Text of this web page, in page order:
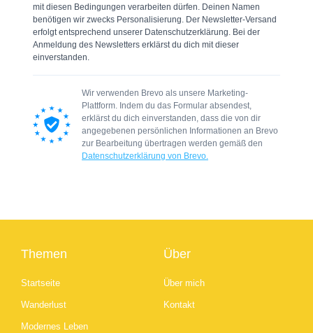
mit diesen Bedingungen verarbeiten dürfen. Deinen Namen
benötigen wir zwecks Personalisierung. Der Newsletter-Versand
erfolgt entsprechend unserer Datenschutzerklärung. Bei der
Anmeldung des Newsletters erklärst du dich mit dieser
einverstanden.
Wir verwenden Brevo als unsere Marketing-
Plattform. Indem du das Formular absendest,
erklärst du dich einverstanden, dass die von dir
angegebenen persönlichen Informationen an Brevo
zur Bearbeitung übertragen werden gemäß den
Datenschutzerklärung von Brevo.
Themen
Startseite
Wanderlust
Modernes Leben
Über
Über mich
Kontakt